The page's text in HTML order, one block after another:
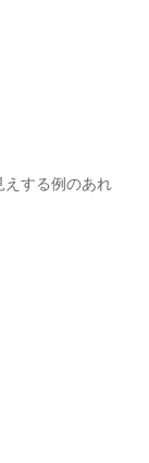
えする例のあれ